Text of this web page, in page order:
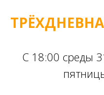
С 18:00 среды